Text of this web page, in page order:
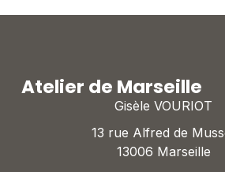
Atelier de Marseille
Gisèle VOURIOT
13 rue Alfred de
13006 Marseille